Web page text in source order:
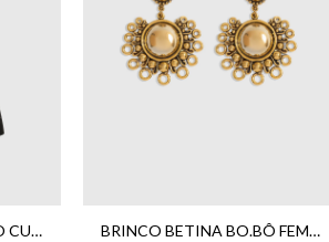
VESTIDO MARY COURO CURTO BO.BÔ FEMININO BRINCO BETINA BO.BÔ FEMININO